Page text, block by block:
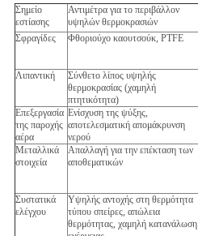
Σημείο
εστίασης
Αντιμέτρα για το περιβάλλον
υψηλών θερμοκρασιών
Σφραγίδες
Φθοριούχο καουτσούκ, PTFE
Λιπαντική
Σύνθετο λίπος υψηλής
θερμοκρασίας (χαμηλή
πτητικότητα)
Επεξεργασία
της παροχής
αέρα
Ενίσχυση της ψύξης,
αποτελεσματική απομάκρυνση
νερού
Μεταλλικά
στοιχεία
Απαλλαγή για την επέκταση των
αποθεματικών
Συστατικά
ελέγχου
Υψηλής αντοχής στη θερμότητα
τύπου σπείρες, απώλεια
θερμότητας, χαμηλή κατανάλωση